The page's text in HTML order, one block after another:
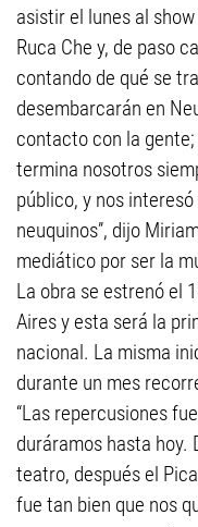
asistir el lunes al
Ruca Che y, de paso
contando de qué se
desembarcarán en
contacto con la
termina nosotros
público, y nos
neuquinos”, dijo
mediático por ser la
La obra se estrenó el
Aires y esta será la
nacional. La misma
durante un mes
“Las repercusiones
duráramos hasta hoy.
teatro, después el
fue tan bien que nos